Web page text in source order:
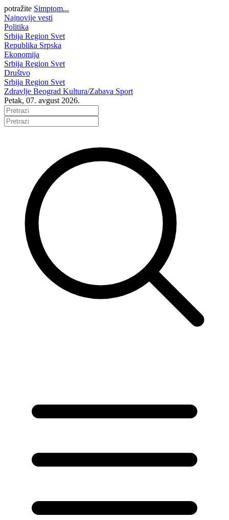
potražite Simptom...
Najnovije vesti
Politika
Srbija Region Svet
Republika Srpska
Ekonomija
Srbija Region Svet
Društvo
Srbija Region Svet
Zdravlje Beograd Kultura/Zabava Sport
Petak, 07. avgust 2026.